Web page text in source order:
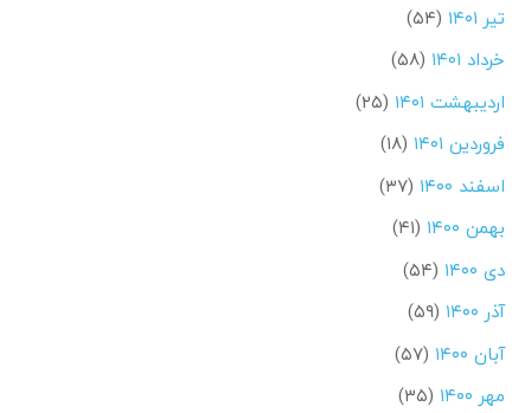
تیر ۱۴۰۱
(۵۴)
خرداد ۱۴۰۱
(۵۸)
اردیبهشت ۱۴۰۱
(۲۵)
فروردین ۱۴۰۱
(۱۸)
اسفند ۱۴۰۰
(۳۷)
بهمن ۱۴۰۰
(۴۱)
دی ۱۴۰۰
(۵۴)
آذر ۱۴۰۰
(۵۹)
آبان ۱۴۰۰
(۵۷)
مهر ۱۴۰۰
(۳۵)